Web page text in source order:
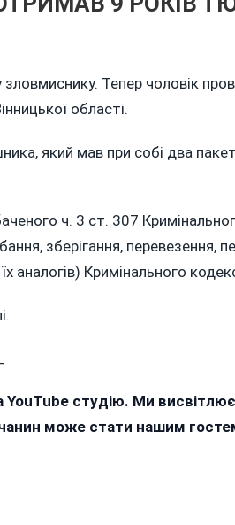
Тепер чоловік
області.
який мав при собі два
ч. 3 ст. 307
зберігання, перевезення,
аналогів) Кримінального
студію. Ми
може стати нашим